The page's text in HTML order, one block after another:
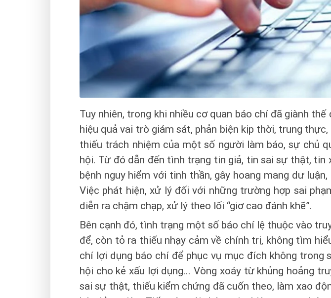
Tuy nhiên, trong khi nhiều cơ quan báo chí đã giành
hiệu quả vai trò giám sát, phản biện kịp thời, trung
thiếu trách nhiệm của một số người làm báo, sự chủ
hội. Từ đó dẫn đến tình trạng tin giả, tin sai sự thật, tin
bệnh nguy hiểm với tinh thần, gây hoang mang dư
Việc phát hiện, xử lý đối với những trường hợp sai
diễn ra chậm chạp, xử lý theo lối “giơ cao đánh khẽ”.
Bên cạnh đó, tình trạng một số báo chí lệ thuộc vào
để, còn tỏ ra thiếu nhạy cảm về chính trị, không tìm
chí lợi dụng báo chí để phục vụ mục đích không trong
hội cho kẻ xấu lợi dụng... Vòng xoáy từ khủng hoảng
sai sự thật, thiếu kiểm chứng đã cuốn theo, làm xao